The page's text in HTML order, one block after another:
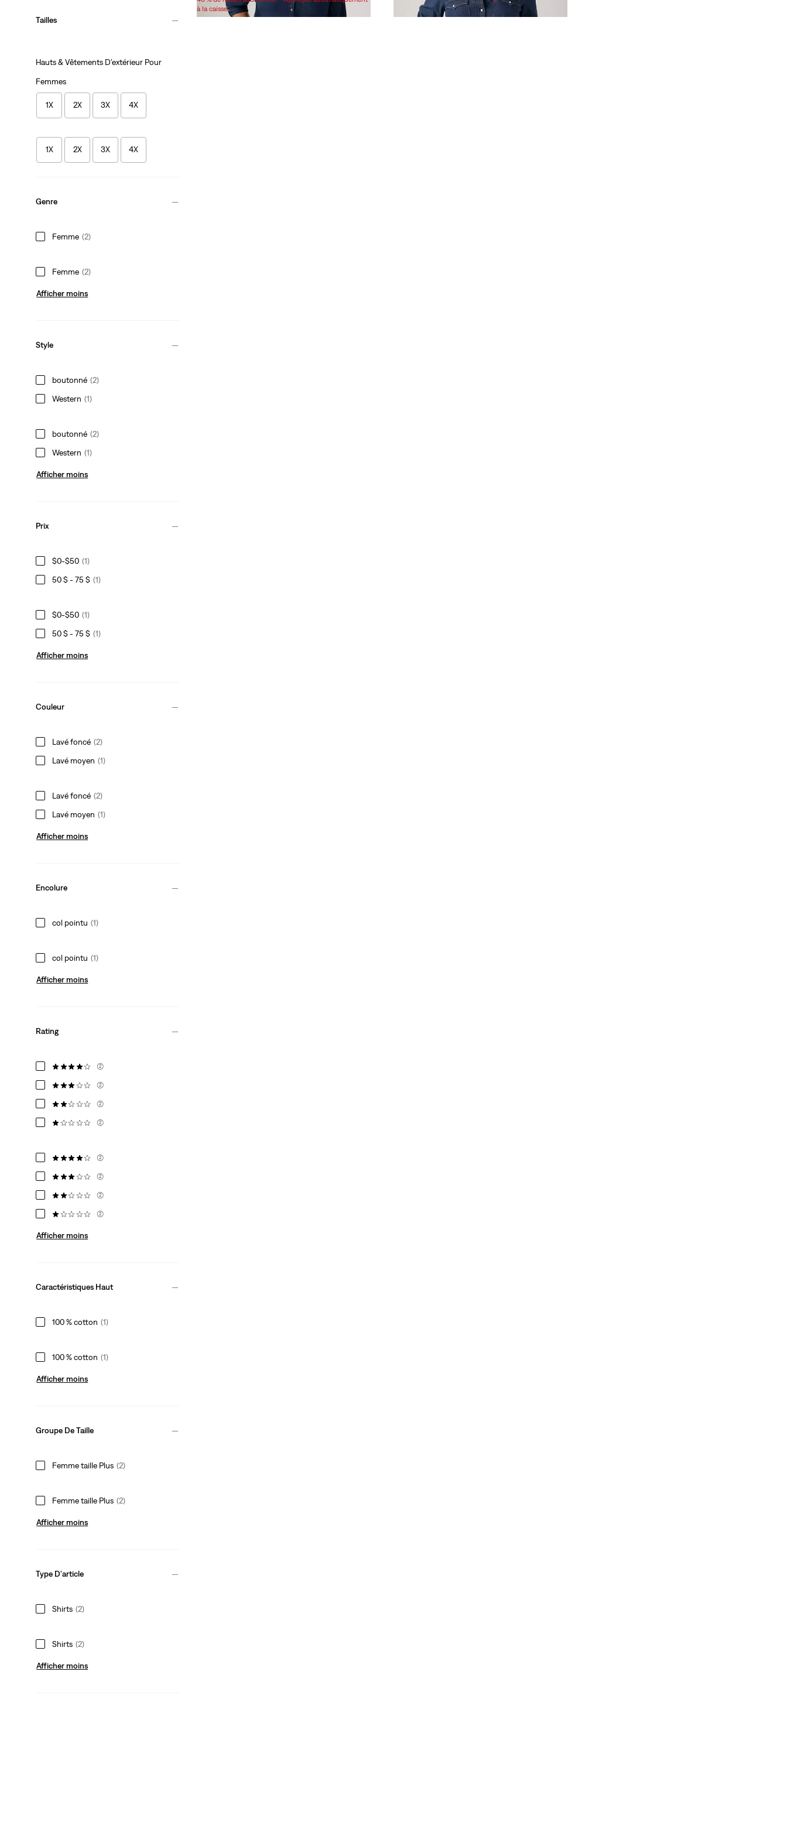
Tailles
Hauts & Vêtements D'extérieur Pour
Femmes
1X 2X 3X 4X
1X 2X 3X 4X
Genre
Femme (2)
Femme (2)
Afficher moins
Style
boutonné (2)
Western (1)
boutonné (2)
Western (1)
Afficher moins
Prix
$0-$50 (1)
50 $ - 75 $ (1)
$0-$50 (1)
50 $ - 75 $ (1)
Afficher moins
Couleur
Lavé foncé (2)
Lavé moyen (1)
Lavé foncé (2)
Lavé moyen (1)
Afficher moins
Encolure
col pointu (1)
col pointu (1)
Afficher moins
Rating
(2)
(2)
(2)
(2)
(2)
(2)
(2)
(2)
Afficher moins
Caractéristiques Haut
100 % cotton (1)
100 % cotton (1)
Afficher moins
Groupe De Taille
Femme taille Plus (2)
Femme taille Plus (2)
Afficher moins
Type D'article
Shirts (2)
Shirts (2)
Afficher moins
is
was
à la caisse